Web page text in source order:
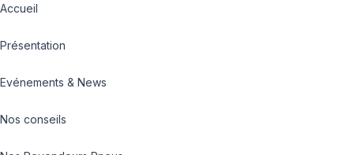
Accueil
Présentation
Evénements & News
Nos conseils